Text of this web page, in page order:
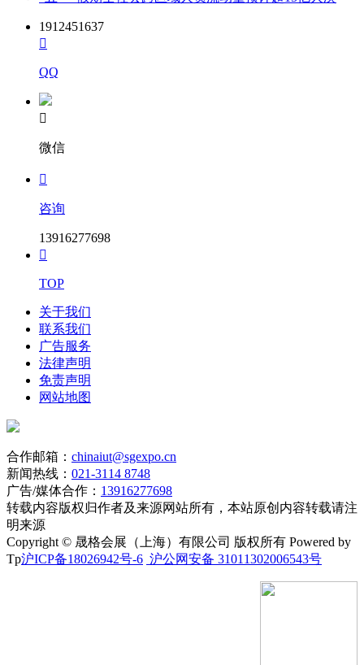
1912451637

QQ

微信

咨询
13916277698

TOP
关于我们
联系我们
广告服务
法律声明
免责声明
网站地图
合作邮箱： chinaiut@sgexpo.cn
新闻热线： 021-3114 8748
广告/媒体合作： 13916277698
转载内容版权归作者及来源网站所有，本站原创内容转载请注
明来源
Copyright © 晟格会展（上海）有限公司 版权所有 Powered by
Tp沪ICP备18026942号-6 沪公网安备 31011302006543号